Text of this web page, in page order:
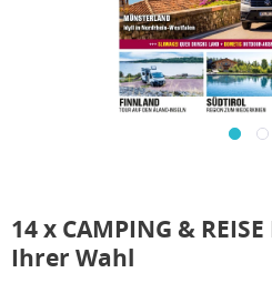
14 x CAMPING &
Ihrer Wahl